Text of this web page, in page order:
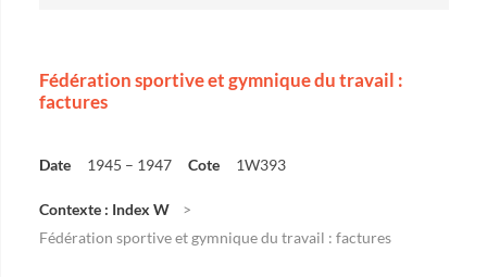
Fédération sportive et gymnique du travail :
factures
Date 1945 – 1947 Cote 1W393
Contexte : Index W
Fédération sportive et gymnique du travail : factures